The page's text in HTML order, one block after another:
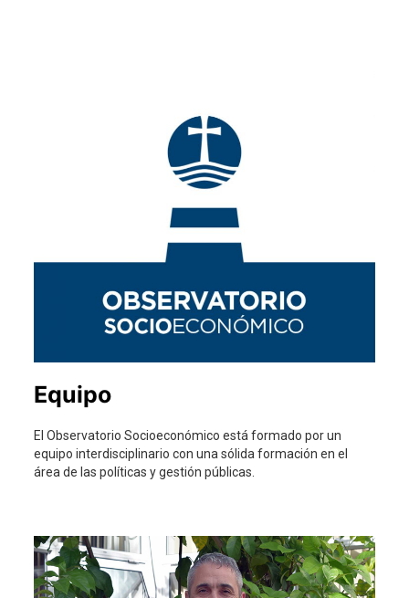
Equipo
El Observatorio Socioeconómico está formado por un
equipo interdisciplinario con una sólida formación en el
área de las políticas y gestión públicas.